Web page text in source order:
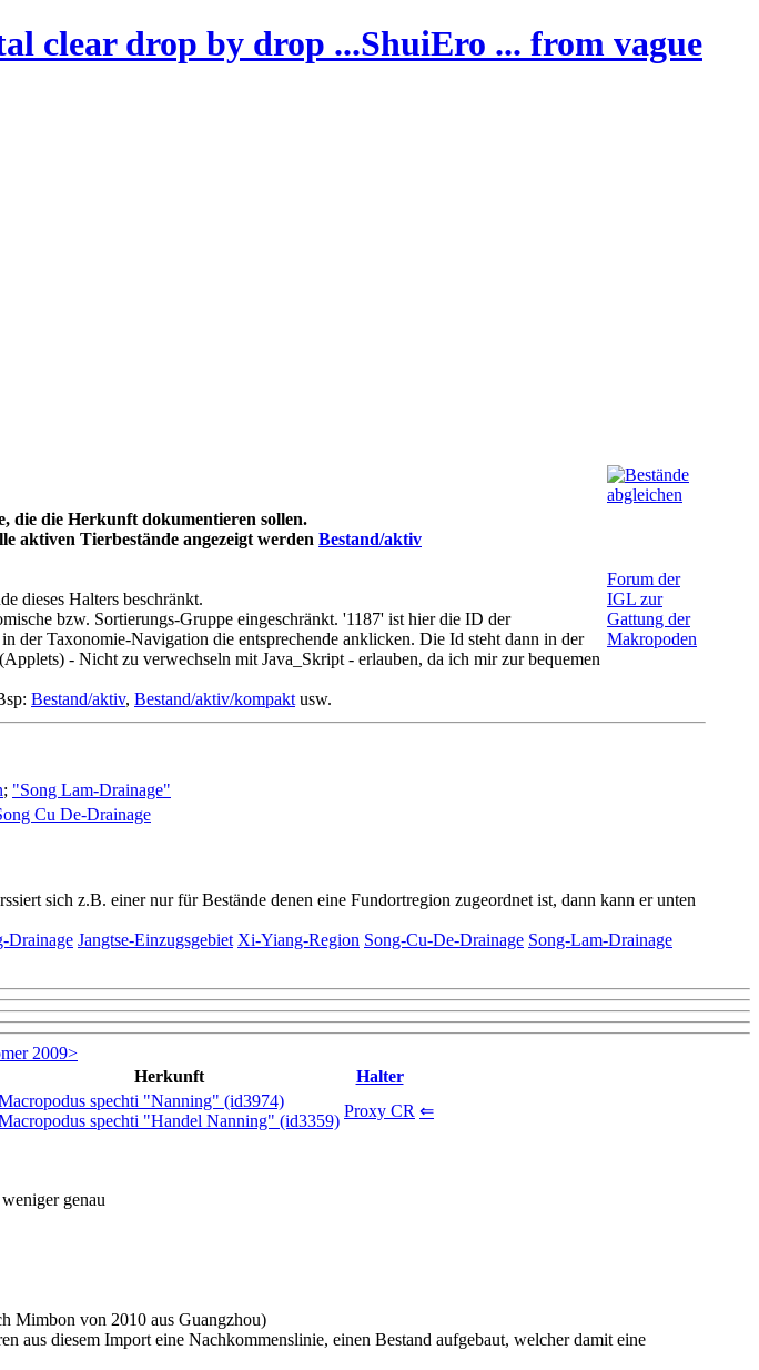
ShuiEro ... from vague
die die Herkunft dokumentieren sollen.
aktiven Tierbestände angezeigt werden Bestand/aktiv
dieses Halters beschränkt.
bzw. Sortierungs-Gruppe eingeschränkt. '1187' ist hier die ID der
der Taxonomie-Navigation die entsprechende anklicken. Die Id steht dann in der
- Nicht zu verwechseln mit Java_Skript - erlauben, da ich mir zur bequemen
Bestand/aktiv, Bestand/aktiv/kompakt usw.
Forum der
IGL zur
Gattung der
Makropoden
; "Song Lam-Drainage"
Cu De-Drainage
sich z.B. einer nur für Bestände denen eine Fundortregion zugeordnet ist, dann kann er unten
Drainage Jangtse-Einzugsgebiet Xi-Yiang-Region Song-Cu-De-Drainage Song-Lam-Drainage
2009>
Herkunft
Halter
spechti "Nanning" (id3974)
spechti "Handel Nanning" (id3359)
Proxy CR ⇐
genau
Mimbon von 2010 aus Guangzhou)
diesem Import eine Nachkommenslinie, einen Bestand aufgebaut, welcher damit eine